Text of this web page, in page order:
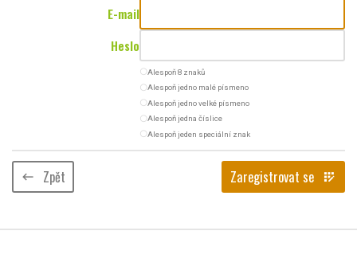
E-mail
Heslo
radio_button_uncheckedAlespoň 8 znaků
radio_button_uncheckedAlespoň jedno malé písmeno
radio_button_uncheckedAlespoň jedno velké písmeno
radio_button_uncheckedAlespoň jedna číslice
radio_button_uncheckedAlespoň jeden speciální znak
keyboard_backspace Zpět Zaregistrovat se app_registration